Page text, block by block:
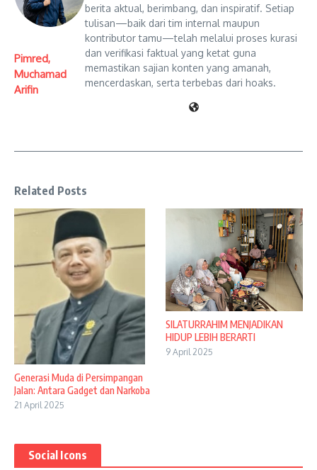
Pimred,
Muchamad
Arifin
berita aktual, berimbang, dan inspiratif. Setiap
tulisan—baik dari tim internal maupun
kontributor tamu—telah melalui proses kurasi
dan verifikasi faktual yang ketat guna
memastikan sajian konten yang amanah,
mencerdaskan, serta terbebas dari hoaks.
Related Posts
Generasi Muda di Persimpangan
Jalan: Antara Gadget dan Narkoba
21 April 2025
SILATURRAHIM MENJADIKAN
HIDUP LEBIH BERARTI
9 April 2025
Social Icons